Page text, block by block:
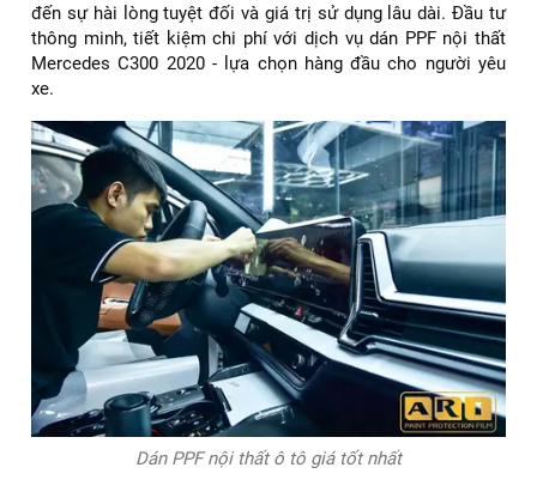
đến sự hài lòng tuyệt đối và giá trị sử dụng lâu dài. Đầu tư
thông minh, tiết kiệm chi phí với dịch vụ dán PPF nội thất
Mercedes C300 2020 - lựa chọn hàng đầu cho người yêu
xe.
Dán PPF nội thất ô tô giá tốt nhất